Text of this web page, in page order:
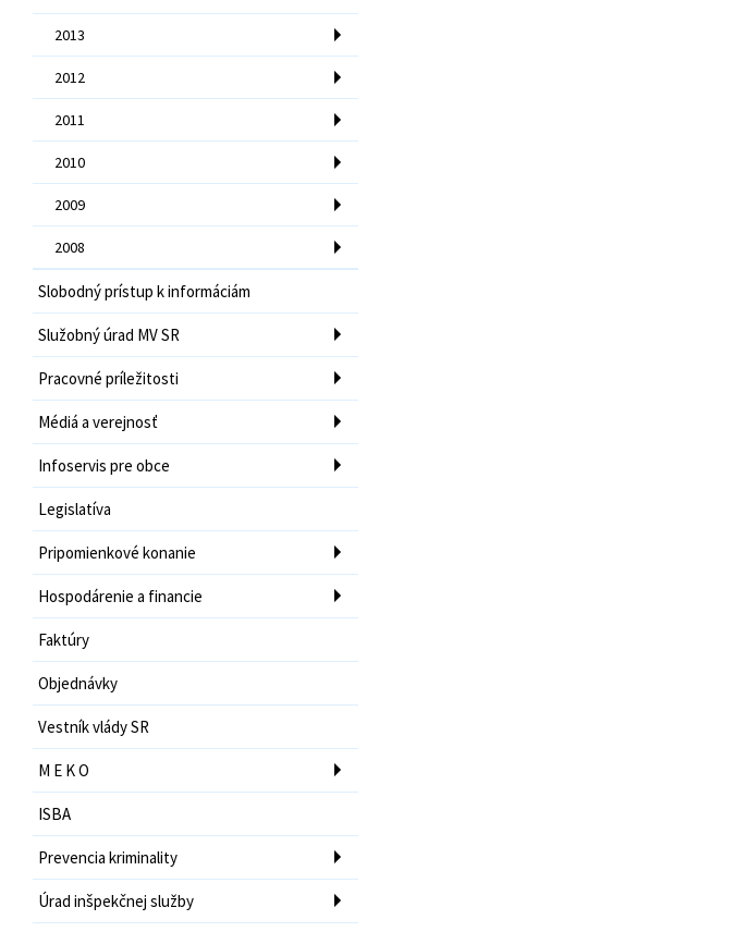
2013
2012
2011
2010
2009
2008
Slobodný prístup k informáciám
Služobný úrad MV SR
Pracovné príležitosti
Médiá a verejnosť
Infoservis pre obce
Legislatíva
Pripomienkové konanie
Hospodárenie a financie
Faktúry
Objednávky
Vestník vlády SR
M E K O
ISBA
Prevencia kriminality
Úrad inšpekčnej služby